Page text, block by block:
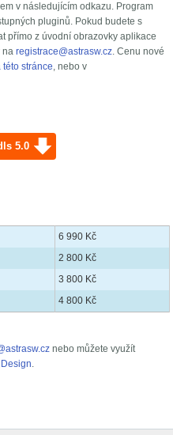
v následujícím odkazu. Program
pluginů. Pokud budete s
přímo z úvodní obrazovky aplikace
naregistrace@astrasw.cz. Cenu nové
této stránce, nebo v
5.0
6 990 Kč
2 800 Kč
3 800 Kč
4 800 Kč
nebo můžete využít
.